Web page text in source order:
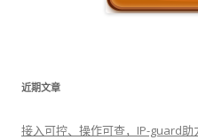
近期文章
接入可控、操作可查，IP-guard